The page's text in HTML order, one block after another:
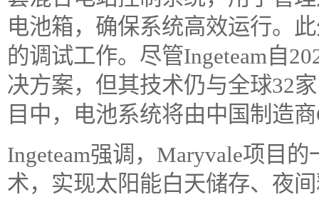
电池箱，确保系统高效运行。
的调试工作。尽管Ingeteam自
决方案，但其技术仍与全球32
目中，电池系统将由中国制造
Ingeteam强调，Maryvale项目
术，实现太阳能白天储存、夜